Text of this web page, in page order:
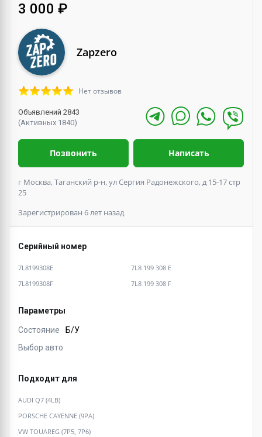
3 000 ₽
Zapzero
Нет отзывов
Объявлений 2843
(Активных 1840)
Позвонить Написать
г Москва, Таганский р-н, ул Сергия Радонежского, д 15-17 стр
25
Зарегистрирован 6 лет назад
Серийный номер
7L8199308E
7L8 199 308 E
7L8199308F
7L8 199 308 F
Параметры
Состояние
Б/У
Выбор авто
Подходит для
AUDI Q7 (4LB)
PORSCHE CAYENNE (9PA)
VW TOUAREG (7P5, 7P6)